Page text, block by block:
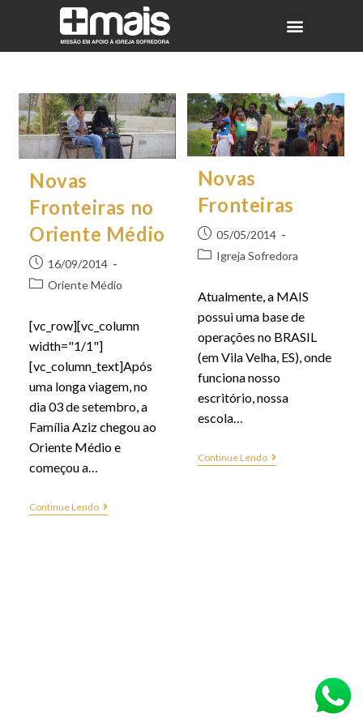
Novas
Fronteiras no
Oriente Médio
16/09/2014
Oriente Médio
[vc_row][vc_column
width="1/1"]
[vc_column_text]Após
uma longa viagem, no
dia 03 de setembro, a
Família Aziz chegou ao
Oriente Médio e
começou a…
Continue Lendo
Novas
Fronteiras
05/05/2014
Igreja Sofredora
Atualmente, a MAIS
possui uma base de
operações no BRASIL
(em Vila Velha, ES), onde
funciona nosso
escritório, nossa
escola…
Continue Lendo